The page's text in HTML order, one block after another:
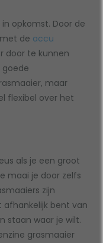
opkomst. Door de
de accu
door te kunnen
maar
flexibel over het
als je een groot
maai je door zelfs
zijn
bent van
staan waar je wilt.
grasmaaier